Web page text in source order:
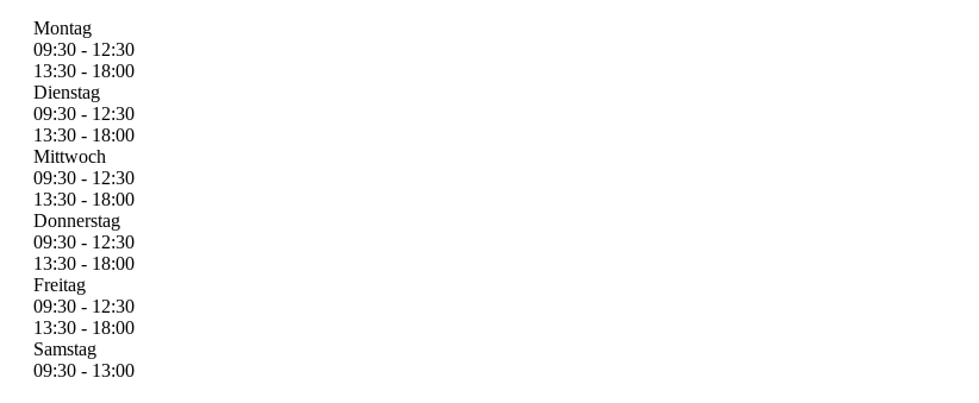
Montag
09:30 - 12:30
13:30 - 18:00
Dienstag
09:30 - 12:30
13:30 - 18:00
Mittwoch
09:30 - 12:30
13:30 - 18:00
Donnerstag
09:30 - 12:30
13:30 - 18:00
Freitag
09:30 - 12:30
13:30 - 18:00
Samstag
09:30 - 13:00